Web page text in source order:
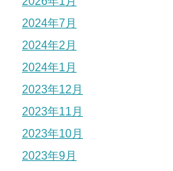
2024年7月
2024年2月
2024年1月
2023年12月
2023年11月
2023年10月
2023年9月